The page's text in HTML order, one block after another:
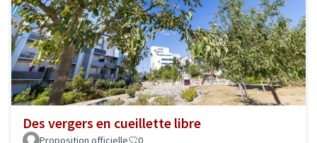
Des vergers en cueillette libre
Proposition officielle 0